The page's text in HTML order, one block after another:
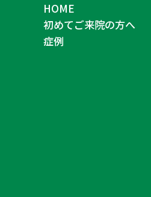
HOME
初めてご来院の方へ
症例